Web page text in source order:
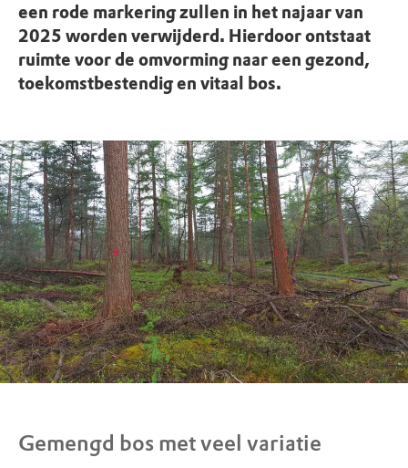
een rode markering zullen in het najaar van
2025 worden verwijderd. Hierdoor ontstaat
ruimte voor de omvorming naar een gezond,
toekomstbestendig en vitaal bos.
Gemengd bos met veel variatie